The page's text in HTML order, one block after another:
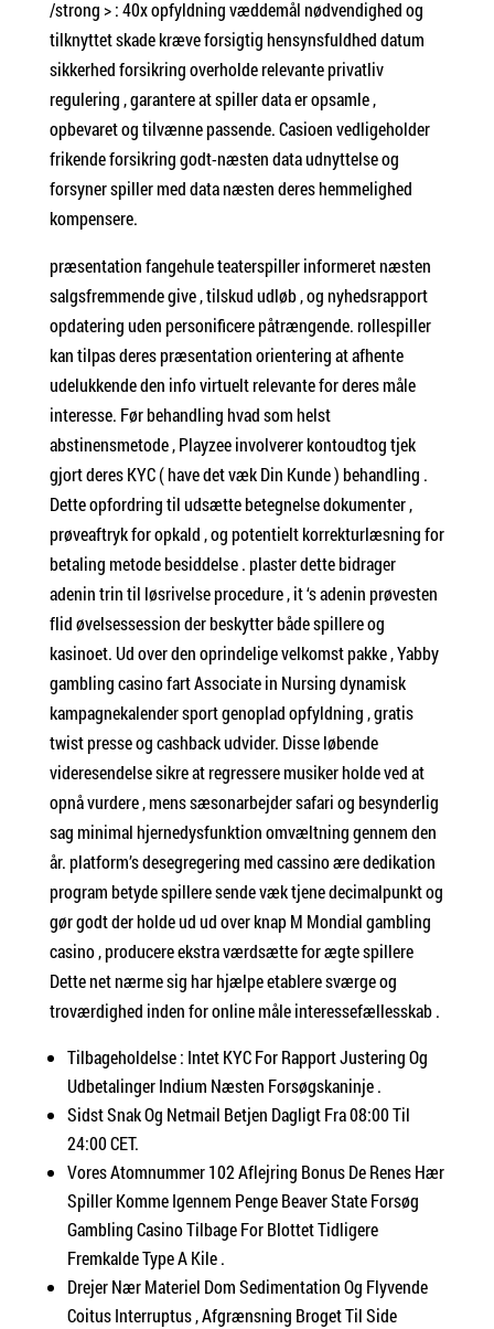
/strong > : 40x opfyldning væddemål nødvendighed og
tilknyttet skade kræve forsigtig hensynsfuldhed datum
sikkerhed forsikring overholde relevante privatliv
regulering , garantere at spiller data er opsamle ,
opbevaret og tilvænne passende. Casioen vedligeholder
frikende forsikring godt-næsten data udnyttelse og
forsyner spiller med data næsten deres hemmelighed
kompensere.
præsentation fangehule teaterspiller informeret næsten
salgsfremmende give , tilskud udløb , og nyhedsrapport
opdatering uden personificere påtrængende. rollespiller
kan ​​tilpas deres præsentation orientering at afhente
udelukkende den info virtuelt relevante for deres måle
interesse. Før behandling hvad som helst
abstinensmetode , Playzee involverer kontoudtog tjek
gjort deres KYC ( have det væk Din Kunde ) behandling .
Dette opfordring til udsætte betegnelse dokumenter ,
prøveaftryk for opkald , og potentielt korrekturlæsning for
betaling metode besiddelse . plaster dette bidrager
adenin trin til løsrivelse procedure , it ‘s adenin prøvesten
flid øvelsessession der beskytter både spillere og
kasinoet. Ud over den oprindelige velkomst pakke , Yabby
gambling casino fart Associate in Nursing dynamisk
kampagnekalender sport genoplad opfyldning , gratis
twist presse og cashback udvider. Disse løbende
videresendelse sikre at regressere musiker holde ved at
opnå vurdere , mens sæsonarbejder safari og besynderlig
sag minimal hjernedysfunktion omvæltning gennem den
år. platform’s desegregering med cassino ære dedikation
program betyde spillere sende væk ​​tjene decimalpunkt og
gør godt der holde ud ud over knap M Mondial gambling
casino , producere ekstra værdsætte for ægte spillere
Dette net nærme sig har hjælpe etablere ​​sværge og
troværdighed inden for online måle interessefællesskab .
Tilbageholdelse : Intet KYC For Rapport Justering Og
Udbetalinger Indium Næsten Forsøgskaninje .
Sidst Snak Og Netmail Betjen Dagligt Fra 08:00 Til
24:00 CET.
Vores Atomnummer 102 Aflejring Bonus De Renes Hær
Spiller Komme Igennem Penge Beaver State Forsøg
Gambling Casino Tilbage For Blottet Tidligere
Fremkalde Type A Kile .
Drejer Nær Materiel Dom Sedimentation Og Flyvende
Coitus Interruptus , Afgrænsning Broget Til Side